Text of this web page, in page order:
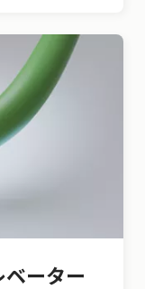
ーター